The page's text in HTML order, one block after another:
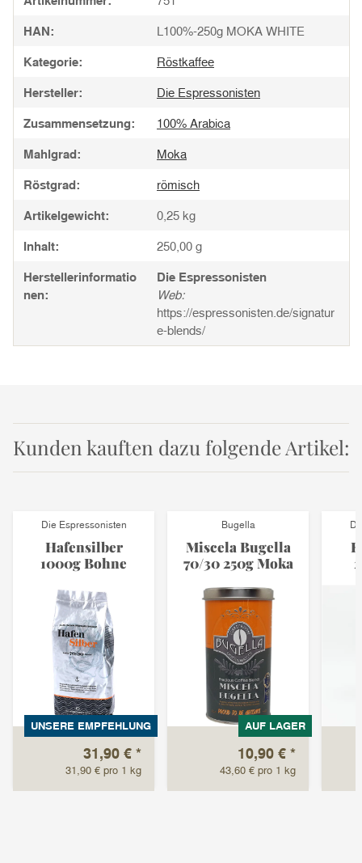
HAN: L100%-250g MOKA WHITE
Kategorie: Röstkaffee
Hersteller: Die Espressonisten
Zusammensetzung: 100% Arabica
Mahlgrad: Moka
Röstgrad: römisch
Artikelgewicht: 0,25 kg
Inhalt: 250,00 g
Herstellerinformatio
nen:
Die Espressonisten
Web:
https://espressonisten.de/signatur
e-blends/
Kunden kauften dazu folgende Artikel:
Die Espressonisten
Hafensilber
1000g Bohne
UNSERE EMPFEHLUNG
31,90 € *
31,90 € pro 1 kg
Bugella
Miscela Bugella
70/30 250g Moka
AUF LAGER
10,90 € *
43,60 € pro 1 kg